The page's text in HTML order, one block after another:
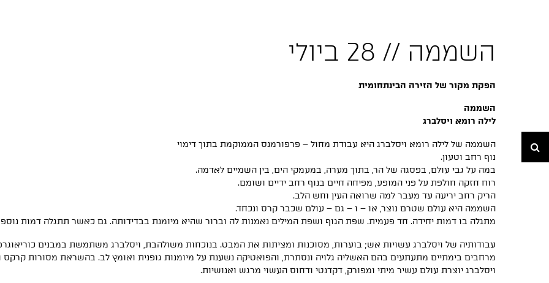
השממה // 28 ביולי
הפקת מקור של הזירה הבינתחומית
השממה
לילה רומא ויסלברג
השממה של לילה רומא ויסלברג היא עבודת מחול – פרפורמנס הממוקמת בתוך דימוי
נוף רחב וטעון.
במה על גבי עולם, בפסגה של הר, בתוך מערה, במעמקי הים, בין השמיים לאדמה.
רוח חזקה חולפת על פני המופע, מפיחה חיים בנוף רחב ידיים ושומם.
הריק רחב יריעה עד מעבר למה שרואה העין וחש הלב.
השממה היא עולם שטרם נוצר, או – ו – גם – עולם שכבר קרס ונכחד.
מתגלה בו דמות יחידה. חד פעמית. שפת הגוף ושפת המילים נאמנות לה וברור שהיא מיומנת בבדידותה. גם כאשר תתגלה דמות
עבודותיה של ויסלברג עשויות אש; בוערות, מסוכנות ומציתות את המבט. בנוכחות משולהבת, ויסלברג משתמשת במבנים
מרחבים בימתיים מתעתעים בהם האשליה גלויה ונסתרת, והפואטיקה נשענת על מיומנות גופנית ואומץ לב. בהשראת מסורות
ויסלברג יוצרת עולם עשיר מיתי ומפורק, דקדנטי ודחוס העשוי מרגש ואנושיות.